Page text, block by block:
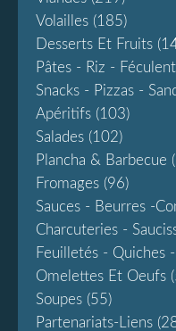
Volailles (185)
Desserts Et Fruits
Pâtes - Riz -
Snacks - Pizzas -
Apéritifs (103)
Salades (102)
Plancha & Barbecue
Fromages (96)
Sauces - Beurres -
Charcuteries -
Feuilletés - Quiches
Omelettes Et Oeufs
Soupes (55)
Partenariats-Liens